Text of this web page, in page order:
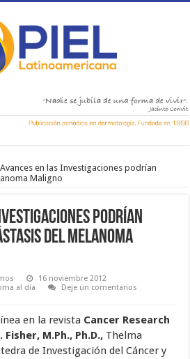
Avances en las Investigaciones podrían
Maligno
podrían
del Melanoma
16 noviembre 2012
al día
Deje un comentarios
en la revista Cancer Research
Fisher, M.Ph., Ph.D., Thelma
de Investigación del Cáncer y